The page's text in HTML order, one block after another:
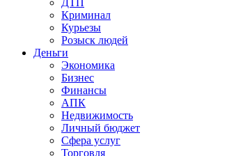
ДТП
Криминал
Курьезы
Розыск людей
Деньги
Экономика
Бизнес
Финансы
АПК
Недвижимость
Личный бюджет
Сфера услуг
Торговля